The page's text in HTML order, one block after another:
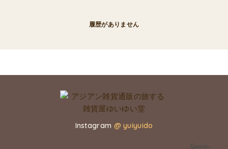
履歴がありません
Instagram @ yuiyuido